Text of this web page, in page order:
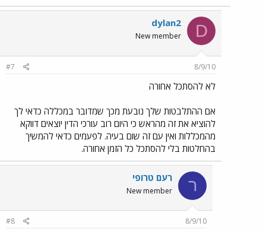
D
dylan2
New member
8/9/10
#7
לא להסתכל אחורה
אם ההתלבטות שלך נובעת מכך שמדובר במכללה כדאי לך
להוציא את זה מהראש כי היום רוב עורכי הדין יוצאים דווקא
מהמכללות ואין עם זה שום בעיה. לפעמים כדאי להמשיך
בהחלטות בלי להסתכל כל הזמן אחורה.
ר רעם טרופי
New member
8/9/10
#8